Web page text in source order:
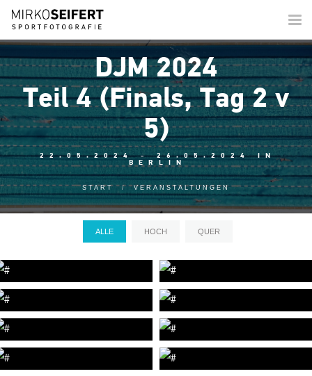
DJM 2024
Teil 4 (Finals, Tag 2 v
5)
22.05.2024 - 26.05.2024 IN
BERLIN
START VERANSTALTUNGEN
ALLE HOCH QUER